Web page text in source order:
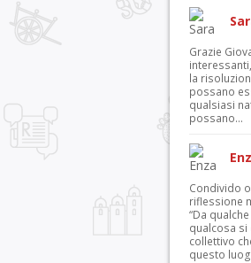
Grazie
la
possano
qualsiasi
possano...
Condivido
riflessione
“Da
qualcosa
collettivo
questo